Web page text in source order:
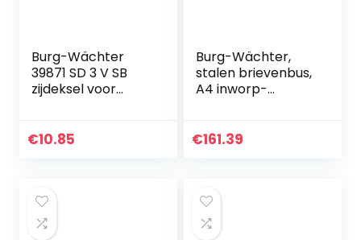
Burg-Wächter
39871 SD 3 V SB
zijdeksel voor
€10.85
Burg-Wächter,
stalen brievenbus,
A4 inworp-
Nordic 680 W, wit
€161.39